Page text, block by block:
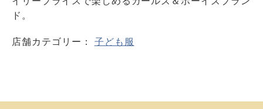
ド。
店舗カテゴリー： 子ども服